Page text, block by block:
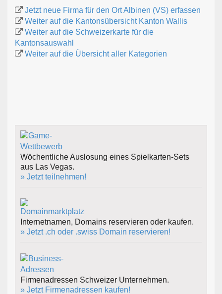
Jetzt neue Firma für den Ort Albinen (VS) erfassen
Weiter auf die Kantonsübersicht Kanton Wallis
Weiter auf die Schweizerkarte für die
Kantonsauswahl
Weiter auf die Übersicht aller Kategorien
Wöchentliche Auslosung eines Spielkarten-Sets
aus Las Vegas.
» Jetzt teilnehmen!
Internetnamen, Domains reservieren oder kaufen.
» Jetzt .ch oder .swiss Domain reservieren!
Firmenadressen Schweizer Unternehmen.
» Jetzt Firmenadressen kaufen!